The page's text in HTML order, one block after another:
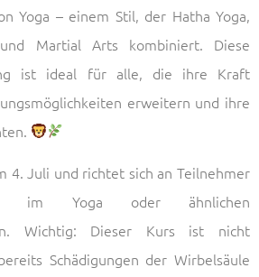
Yoga – einem Stil, der Hatha Yoga,
Martial Arts kombiniert. Diese
ist ideal für alle, die ihre Kraft
erweitern und ihre
4. Juli und richtet sich an Teilnehmer
im Yoga oder ähnlichen
Wichtig: Dieser Kurs ist nicht
Schädigungen der Wirbelsäule